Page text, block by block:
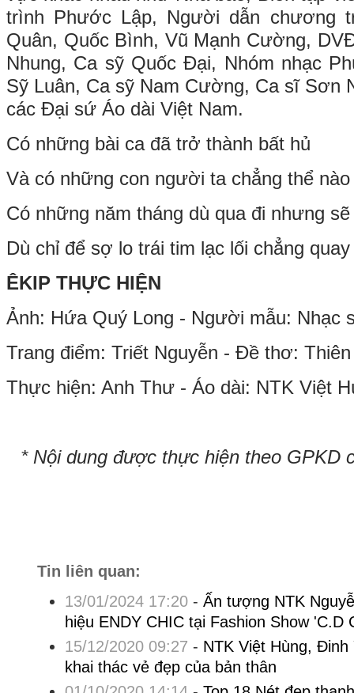
trình Phước Lập, Người dẫn chương
Quân, Quốc Bình, Vũ Mạnh Cường,
Nhung, Ca sỹ Quốc Đại, Nhóm nhạc
Sỹ Luân, Ca sỹ Nam Cường, Ca sĩ Sơn
các Đại sứ Áo dài Việt Nam.
Có những bài ca đã trở thành bất hủ
Và có những con người ta chẳng thể nào
Có những năm tháng dù qua đi nhưng
Dù chỉ để sợ lo trái tim lạc lối chẳng
ÊKIP THỰC HIỆN
Ảnh: Hứa Quý Long - Người mẫu: Nhạc
Trang điểm: Triết Nguyễn - Đề thơ:
Thực hiện: Anh Thư - Áo dài: NTK Việt
* Nội dung được thực hiện theo GPKD
Tin liên quan:
13/01/2024 17:20- Ấn tượng NTK
hiệu ENDY CHIC tại Fashion Show 'C.D
15/12/2020 09:27 - NTK Việt Hùng,
khai thác vẻ đẹp của bản thân